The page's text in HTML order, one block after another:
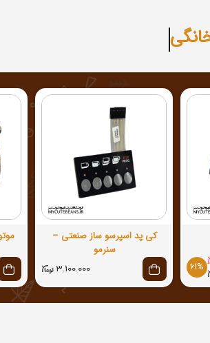
صنعتی
61%
کی پد اسپرسو ساز صنعتی –
سنرمو
3.100.000